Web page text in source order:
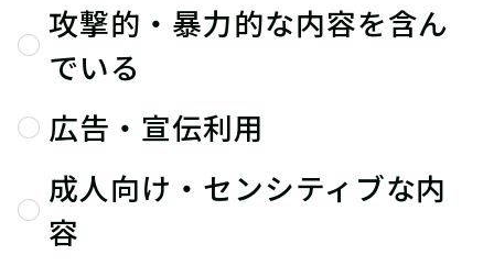
攻撃的・暴力的な内容を含ん
でいる
広告・宣伝利用
成人向け・センシティブな内
容